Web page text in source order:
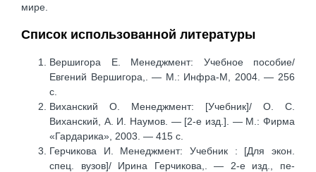
мире.
Список использованной литературы
Вершигора Е. Менеджмент: Учебное пособие/
Евгений Вершигора,. — М.: Инфра-М, 2004. — 256
с.
Виханский О. Менеджмент: [Учебник]/ О. С.
Виханский, А. И. Наумов. — [2-е изд.]. — М.: Фирма
«Гардарика», 2003. — 415 с.
Герчикова И. Менеджмент: Учебник : [Для экон.
спец. вузов]/ Ирина Герчикова,. — 2-е изд., пе-